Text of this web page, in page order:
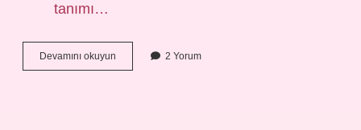
tanımı…
Devamını okuyun
Elbise
2 Yorum